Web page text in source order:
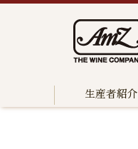
生産者紹介